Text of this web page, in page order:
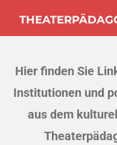
Zum
Hauptinhalt
Hier finden Sie
Institutionen und
aus dem